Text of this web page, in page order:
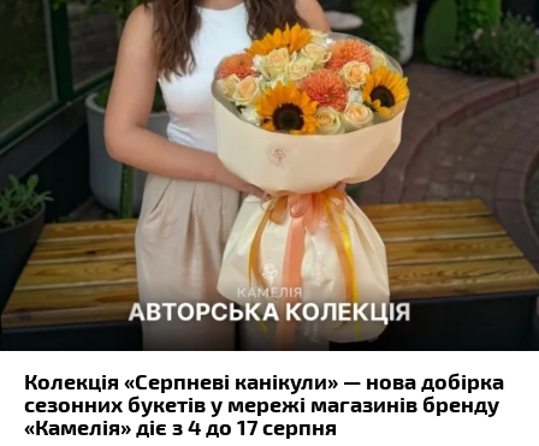
Колекція «Серпневі канікули» — нова добірка
сезонних букетів у мережі магазинів бренду
«Камелія» діє з 4 до 17 серпня